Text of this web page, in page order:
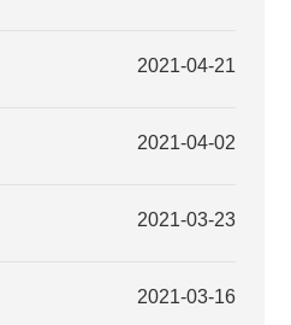
2021-04-21
2021-04-02
2021-03-23
2021-03-16